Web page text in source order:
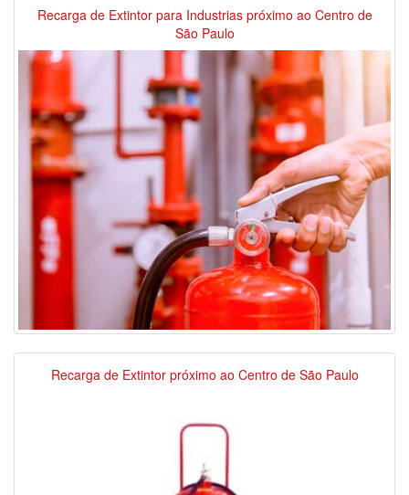
Recarga de Extintor para Industrias próximo ao Centro de
São Paulo
Recarga de Extintor próximo ao Centro de São Paulo